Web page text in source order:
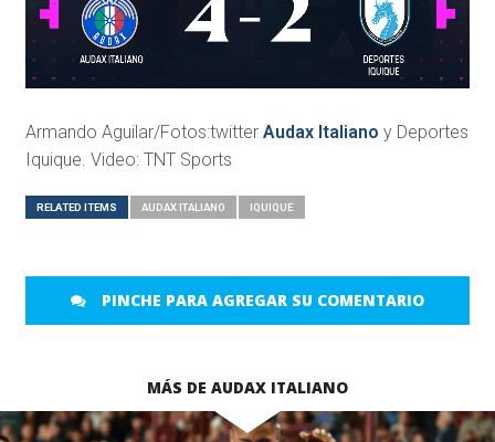
Armando Aguilar/Fotos:twitter Audax Italiano y Deportes
Iquique. Video: TNT Sports
RELATED ITEMS AUDAX ITALIANO IQUIQUE
PINCHE PARA AGREGAR SU COMENTARIO
MÁS DE AUDAX ITALIANO